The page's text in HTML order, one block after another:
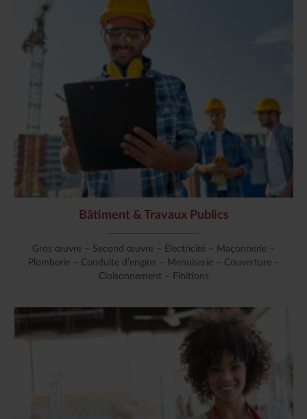
Bâtiment & Travaux Publics
Gros œuvre – Second œuvre – Électricité – Maçonnerie –
Plomberie – Conduite d’engins – Menuiserie – Couverture –
Cloisonnement – Finitions